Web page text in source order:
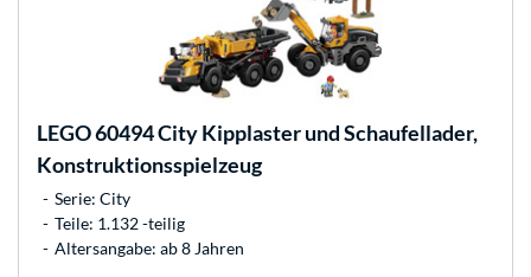
LEGO60494 City Kipplaster und Schaufellader,
Konstruktionsspielzeug
Serie: City
Teile: 1.132 -teilig
Altersangabe: ab 8 Jahren